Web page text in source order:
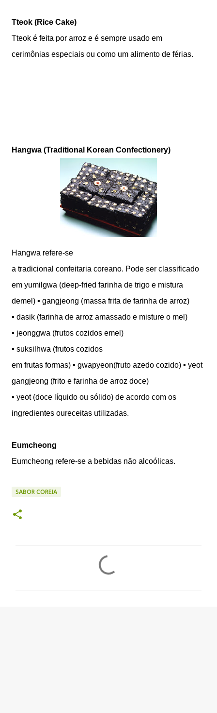
Tteok (Rice Cake)
Tteok é feita por arroz e é sempre usado em
cerimônias especiais ou como um alimento de férias.
Hangwa (Traditional Korean Confectionery)
Hangwa refere-se
a tradicional confeitaria coreano. Pode ser classificado
em yumilgwa (deep-fried farinha de trigo e mistura
demel) ▪ gangjeong (massa frita de farinha de arroz)
▪ dasik (farinha de arroz amassado e misture o mel)
▪ jeonggwa (frutos cozidos emel)
▪ suksilhwa (frutos cozidos
em frutas formas) ▪ gwapyeon(fruto azedo cozido) ▪ yeot
gangjeong (frito e farinha de arroz doce)
▪ yeot (doce líquido ou sólido) de acordo com os
ingredientes oureceitas utilizadas.
Eumcheong
Eumcheong refere-se a bebidas não alcoólicas.
SABOR COREIA